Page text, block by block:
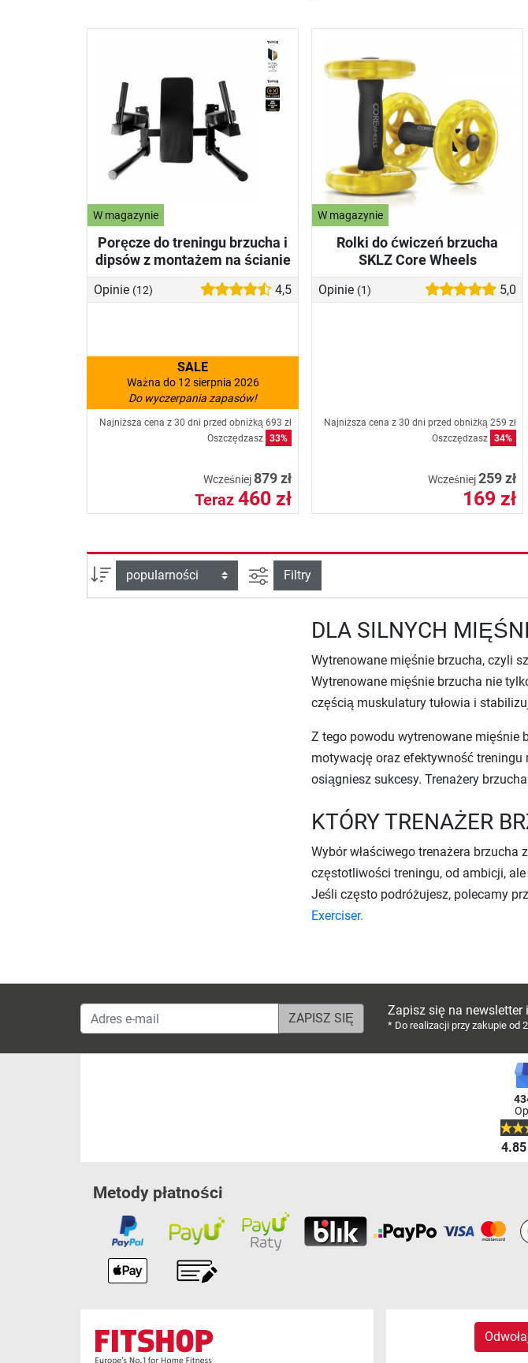
W magazynie
Poręcze do treningu brzucha i
dipsów z montażem na ścianie
Opinie (12) 4,5
SALE
Ważna do 12 sierpnia 2026
Do wyczerpania zapasów!
Najniższa cena z 30 dni przed obniżką 693 zł
Oszczędzasz 33%
Wcześniej879 zł
Teraz 460 zł
W magazynie
Rolki do ćwiczeń brzucha
SKLZ Core Wheels
Opinie (1) 5,0
Najniższa cena z 30 dni przed obniżką 259 zł
Oszczędzasz 34%
Wcześniej259 zł
169 zł
sortuj wg: Filtruj widok
Filtry
DLA SILNYCH
Wytrenowane mięśnie brzucha, czyli
Wytrenowane mięśnie brzucha nie
częścią muskulatury tułowia i
Z tego powodu wytrenowane mięśnie
motywację oraz efektywność treningu
osiągniesz sukcesy. Trenażery
KTÓRY TRENAŻER
Wybór właściwego trenażera
częstotliwości treningu, od ambicji,
Jeśli często podróżujesz, polecamy
Exerciser.
Adres e-mail Zapisz się na newsletter
* Do realizacji przy zakupie od
4.85
Metody płatności